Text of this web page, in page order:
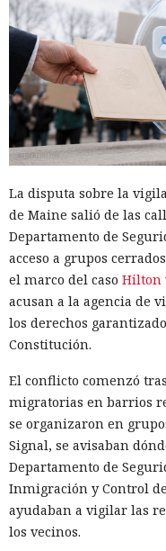
La disputa sobre la
de Maine salió de las
Departamento de
acceso a grupos
el marco del caso Hilton
acusan a la agencia de
los derechos
Constitución.
El conflicto comenzó
migratorias en barrios
se organizaron en
Signal, se avisaban
Departamento de
Inmigración y Control de
ayudaban a vigilar las
los vecinos.